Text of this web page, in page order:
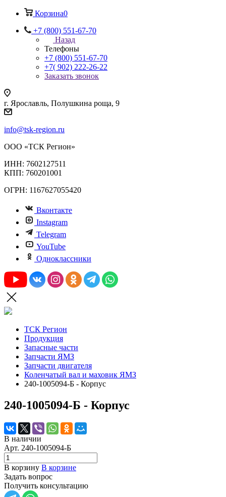
Корзина0
+7 (800) 551-67-70
Назад
Телефоны
+7 (800) 551-67-70
+7( 902) 222-26-22
Заказать звонок
г. Ярославль, Полушкина роща, 9
info@tsk-region.ru
ООО «ТСК Регион»
ИНН: 7602127511
КПП: 760201001
ОГРН: 1167627055420
Вконтакте
Instagram
Telegram
YouTube
Одноклассники
ТСК Регион
Продукция
Запасные части
Запчасти ЯМЗ
Запчасти двигателя
Коленчатый вал и маховик ЯМЗ
240-1005094-Б - Корпус
240-1005094-Б - Корпус
В наличии
Арт. 240-1005094-Б
В корзину В корзине
Задать вопрос
Получить консультацию